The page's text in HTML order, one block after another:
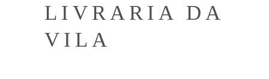
LIVRARIA DA
VILA